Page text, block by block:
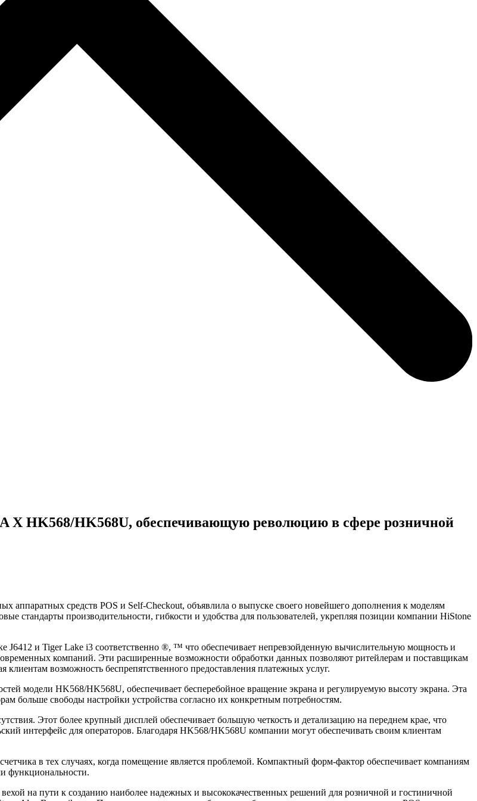
X HK568/HK568U, обеспечивающую революцию в сфере розничной
средств POS и Self-Checkout, объявлила о выпуске своего новейшего дополнения к моделям
стандарты производительности, гибкости и удобства для пользователей, укрепляя позиции компании HiStone
и Tiger Lake i3 соответственно ®, ™ что обеспечивает непревзойденную вычислительную мощность и
компаний. Эти расширенные возможности обработки данных позволяют ритейлерам и поставщикам
возможность беспрепятственного предоставления платежных услуг.
модели HK568/HK568U, обеспечивает бесперебойное вращение экрана и регулируемую высоту экрана. Эта
больше свободы настройки устройства согласно их конкретным потребностям.
Этот более крупный дисплей обеспечивает большую четкость и детализацию на переднем крае, что
интерфейс для операторов. Благодаря HK568/HK568U компании могут обеспечивать своим клиентам
в тех случаях, когда помещение является проблемой. Компактный форм-фактор обеспечивает компаниям
функциональности.
на пути к созданию наиболее надежных и высококачественных решений для розничной и гостиничной